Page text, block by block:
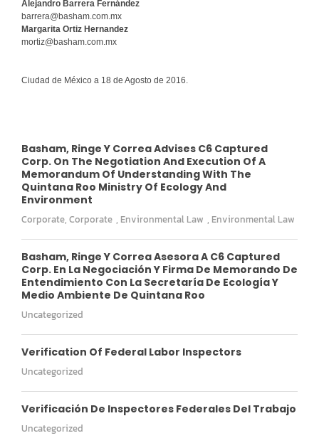
Alejandro Barrera Fernández
barrera@basham.com.mx
Margarita Ortiz Hernandez
mortiz@basham.com.mx
Ciudad de México a 18 de Agosto de 2016.
Basham, Ringe Y Correa Advises C6 Captured
Corp. On The Negotiation And Execution Of A
Memorandum Of Understanding With The
Quintana Roo Ministry Of Ecology And
Environment
Corporate, Corporate , Environmental Law , Environmental Law
Basham, Ringe Y Correa Asesora A C6 Captured
Corp. En La Negociación Y Firma De Memorando De
Entendimiento Con La Secretaría De Ecología Y
Medio Ambiente De Quintana Roo
Uncategorized
Verification Of Federal Labor Inspectors
Uncategorized
Verificación De Inspectores Federales Del Trabajo
Uncategorized